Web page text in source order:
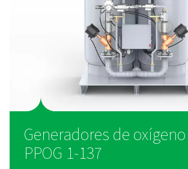
Al eliminar la necesidad de suministros
1-137 reduce las emisiones
una solución rentable y respetuosa con